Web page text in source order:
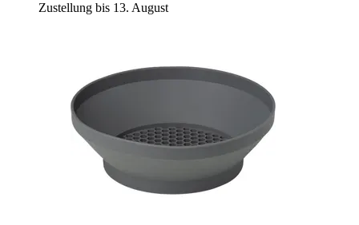
Zustellung bis 13. August